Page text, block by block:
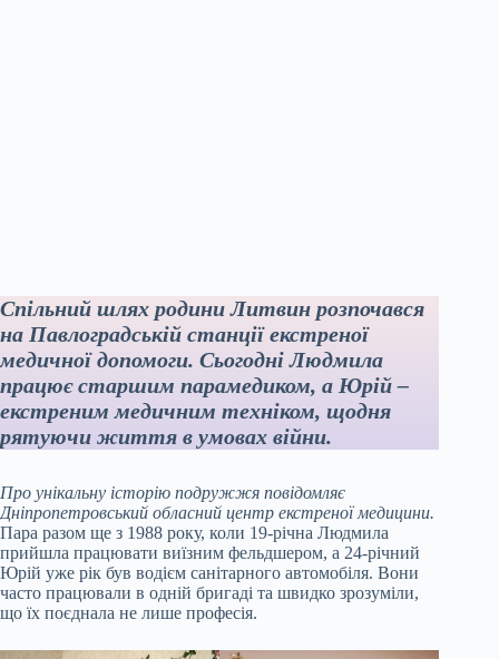
Спільний шлях родини Литвин розпочався
на Павлоградській станції екстреної
медичної допомоги. Сьогодні Людмила
працює старшим парамедиком, а Юрій –
екстреним медичним техніком, щодня
рятуючи життя в умовах війни.
Про унікальну історію подружжя повідомляє
Дніпропетровський обласний центр екстреної медицини.
Пара разом ще з 1988 року, коли 19-річна Людмила
прийшла працювати виїзним фельдшером, а 24-річний
Юрій уже рік був водієм санітарного автомобіля. Вони
часто працювали в одній бригаді та швидко зрозуміли,
що їх поєднала не лише професія.